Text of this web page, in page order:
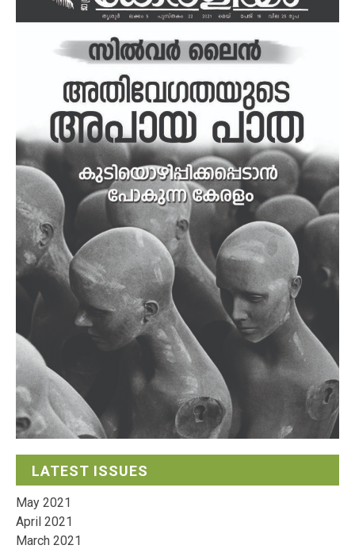
LATEST ISSUES
May 2021
April 2021
March 2021